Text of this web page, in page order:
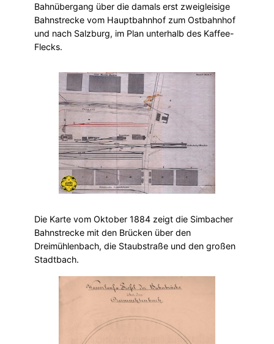
Bahnübergang über die damals erst zweigleisige
Bahnstrecke vom Hauptbahnhof zum Ostbahnhof
und nach Salzburg, im Plan unterhalb des Kaffee-
Flecks.
Die Karte vom Oktober 1884 zeigt die Simbacher
Bahnstrecke mit den Brücken über den
Dreimühlenbach, die Staubstraße und den großen
Stadtbach.